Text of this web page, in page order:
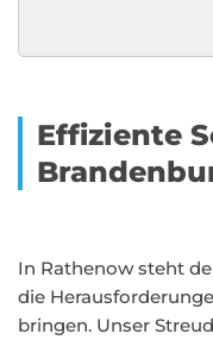
Effiziente
In Rathenow steht
die
bringen. Unser